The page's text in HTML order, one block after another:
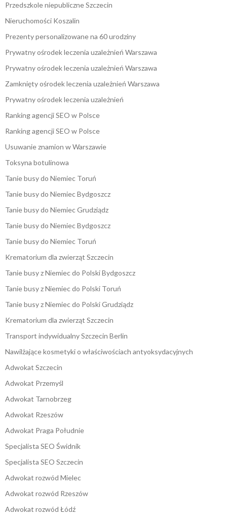
Przedszkole niepubliczne Szczecin
Nieruchomości Koszalin
Prezenty personalizowane na 60 urodziny
Prywatny ośrodek leczenia uzależnień Warszawa
Prywatny ośrodek leczenia uzależnień Warszawa
Zamknięty ośrodek leczenia uzależnień Warszawa
Prywatny ośrodek leczenia uzależnień
Ranking agencji SEO w Polsce
Ranking agencji SEO w Polsce
Usuwanie znamion w Warszawie
Toksyna botulinowa
Tanie busy do Niemiec Toruń
Tanie busy do Niemiec Bydgoszcz
Tanie busy do Niemiec Grudziądz
Tanie busy do Niemiec Bydgoszcz
Tanie busy do Niemiec Toruń
Krematorium dla zwierząt Szczecin
Tanie busy z Niemiec do Polski Bydgoszcz
Tanie busy z Niemiec do Polski Toruń
Tanie busy z Niemiec do Polski Grudziądz
Krematorium dla zwierząt Szczecin
Transport indywidualny Szczecin Berlin
Nawilżające kosmetyki o właściwościach antyoksydacyjnych
Adwokat Szczecin
Adwokat Przemyśl
Adwokat Tarnobrzeg
Adwokat Rzeszów
Adwokat Praga Południe
Specjalista SEO Świdnik
Specjalista SEO Szczecin
Adwokat rozwód Mielec
Adwokat rozwód Rzeszów
Adwokat rozwód Łódź